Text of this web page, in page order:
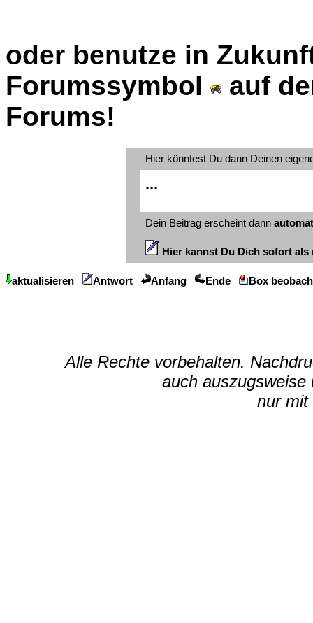
oder benutze in
Forumssymbol
auf
Forums!
Hier könntest Du dann Deinen
...
Dein Beitrag erscheint dann
Hier kannst Du Dich sofort
aktualisieren Antwort Anfang Ende Box
Alle Rechte vorbehalten.
auch auszugsweise
nur mit